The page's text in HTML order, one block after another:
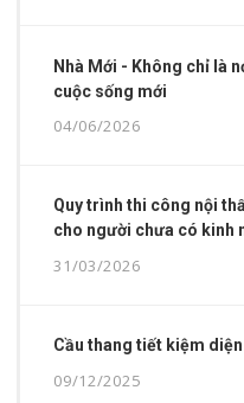
Nhà Mới - Không chỉ là
cuộc sống mới
04/06/2026
Quy trình thi công nội
cho người chưa có kinh
31/03/2026
Cầu thang tiết kiệm
09/12/2025